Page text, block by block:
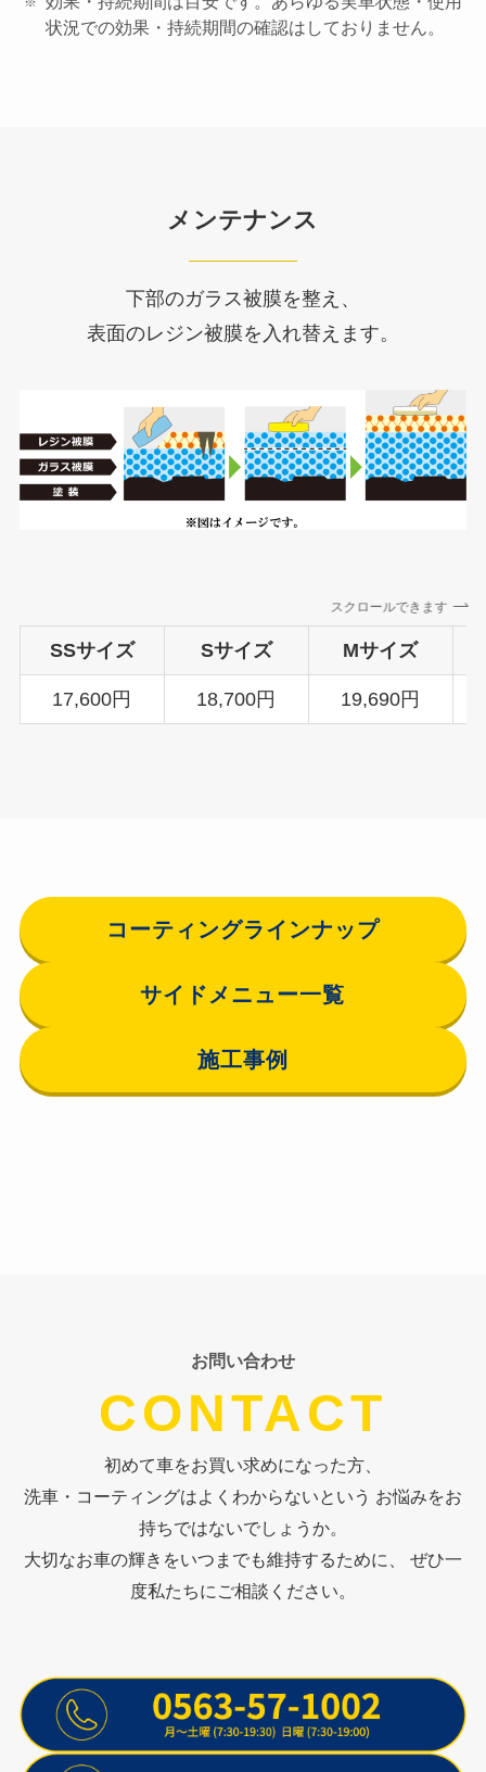
状況での効果・持続期間の確認はしておりません。
メンテナンス
下部のガラス被膜を整え、
表面のレジン被膜を入れ替えます。
スクロールできます
SSサイズ Sサイズ Mサイズ
17,600円 18,700円 19,690円
コーティングラインナップ
サイドメニュー一覧
施工事例
お問い合わせ
CONTACT
初めて車をお買い求めになった方、
洗車・コーティングはよくわからないという お悩みをお
持ちではないでしょうか。
大切なお車の輝きをいつまでも維持するために、 ぜひ一
度私たちにご相談ください。